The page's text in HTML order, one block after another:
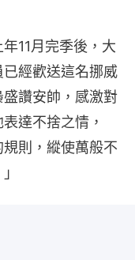
11月完季後，大
經歡送這名挪威
讚安帥，感激對
達不捨之情，
規則，縱使萬般不